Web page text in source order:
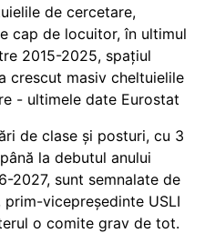
de cercetare,
cap de locuitor, în ultimul
2015-2025, spațiul
crescut masiv cheltuielile
- ultimele date Eurostat
de clase și posturi, cu 3
la debutul anului
2027, sunt semnalate de
prim-vicepreședinte USLI
o comite grav de tot.